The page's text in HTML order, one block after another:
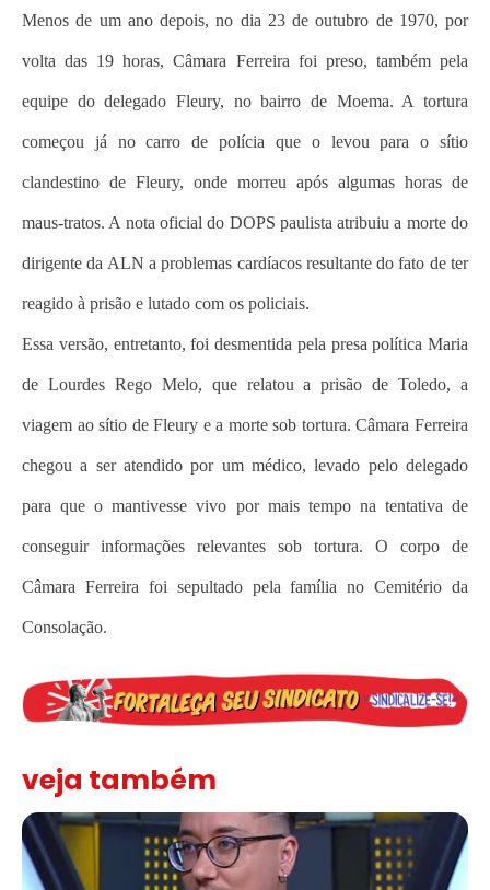
Menos de um ano depois, no dia 23 de outubro de 1970, por
volta das 19 horas, Câmara Ferreira foi preso, também pela
equipe do delegado Fleury, no bairro de Moema. A tortura
começou já no carro de polícia que o levou para o sítio
clandestino de Fleury, onde morreu após algumas horas de
maus-tratos. A nota oficial do DOPS paulista atribuiu a morte do
dirigente da ALN a problemas cardíacos resultante do fato de ter
reagido à prisão e lutado com os policiais.
Essa versão, entretanto, foi desmentida pela presa política Maria
de Lourdes Rego Melo, que relatou a prisão de Toledo, a
viagem ao sítio de Fleury e a morte sob tortura. Câmara Ferreira
chegou a ser atendido por um médico, levado pelo delegado
para que o mantivesse vivo por mais tempo na tentativa de
conseguir informações relevantes sob tortura. O corpo de
Câmara Ferreira foi sepultado pela família no Cemitério da
Consolação.
veja também
Solidariedade ao jornalista Caê Vasconcelos e repúdio aos